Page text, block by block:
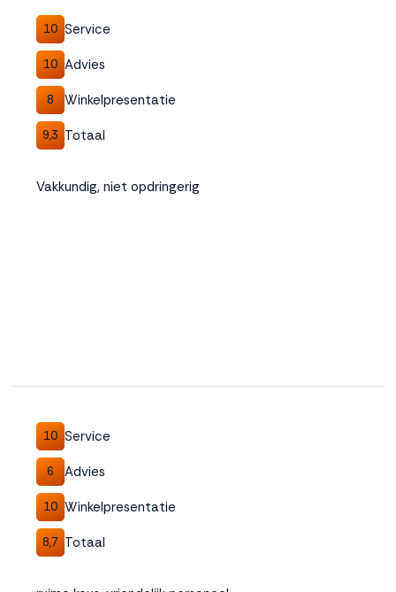
10 Service
10 Advies
8 Winkelpresentatie
9,3 Totaal
Vakkundig, niet opdringerig
10 Service
6 Advies
10 Winkelpresentatie
8,7 Totaal